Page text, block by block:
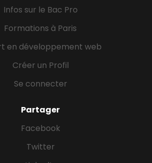
Infos sur le Bac Pro
Formations à Paris
en développement web
Créer un Profil
Se connecter
Partager
Facebook
Twitter